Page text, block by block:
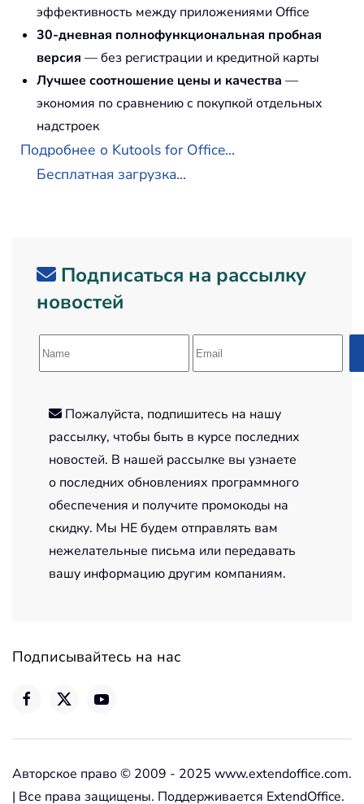
эффективность между приложениями Office
30-дневная полнофункциональная пробная
версия — без регистрации и кредитной карты
Лучшее соотношение цены и качества —
экономия по сравнению с покупкой отдельных
надстроек
Подробнее о Kutools for Office...
Бесплатная загрузка...
Подписаться на рассылку
новостей
Пожалуйста, подпишитесь на нашу
рассылку, чтобы быть в курсе последних
новостей. В нашей рассылке вы узнаете
о последних обновлениях программного
обеспечения и получите промокоды на
скидку. Мы НЕ будем отправлять вам
нежелательные письма или передавать
вашу информацию другим компаниям.
Подписывайтесь на нас
Авторское право © 2009 - 2025 www.extendoffice.com.
| Все права защищены. Поддерживается ExtendOffice.